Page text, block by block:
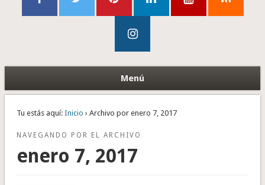
Menú
Tu estás aquí: Inicio › Archivo por enero 7, 2017
NAVEGANDO POR EL ARCHIVO
enero 7, 2017